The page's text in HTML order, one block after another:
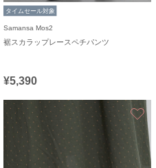
タイムセール対象
Samansa Mos2
裾スカラップレースペチパンツ
¥5,390